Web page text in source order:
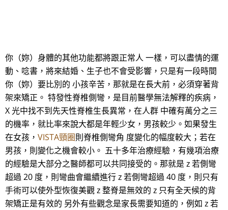
你（妳）身體的其他功能都將跟正常人 一樣，可以盡情的運
動、唸書，將來結婚、生子也不會受影響，只是有一段時間
你（妳）要比別的 小孩辛苦，那就是在長大前，必須穿著背
架來矯正。 特發性脊椎側彎，是目前醫學無法解釋的疾病，
X 光中找不到先天性脊椎生長異常，在人群 中確有萬分之三
的機率，就比率來說大都是年輕少女，男孩較少。如果發生
在女孩， VISTA頸圈則脊椎側彎角 度變化的幅度較大；若在
男孩，則變化之機會較小。 五十多年治療經驗，有幾項治療
的經驗是大部分之醫師都可以共同接受的。那就是 z 若側彎
超過 20 度，則彎曲會繼續進行 z 若側彎超過 40 度，則只有
手術可以使外型恢復美觀 z 整脊是無效的 z 只有全天候的背
架矯正是有效的 另外有些觀念是家長需要知道的，例如 z 若